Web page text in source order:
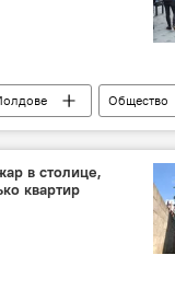
Общество
в столице,
квартир